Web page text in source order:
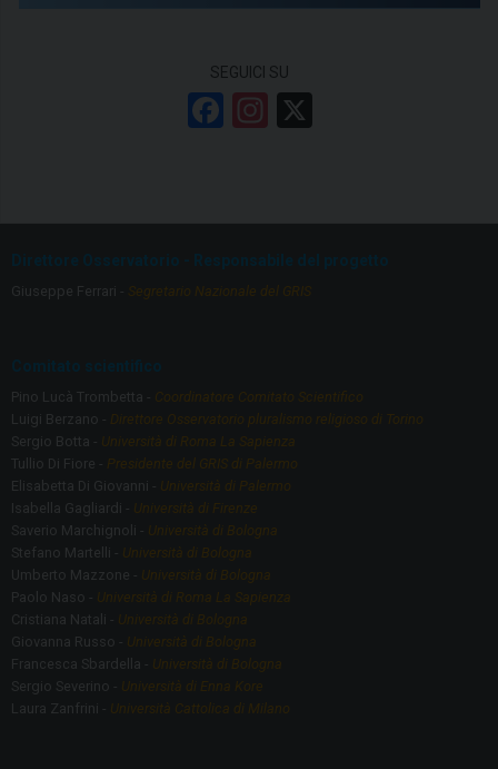
a
b
i
,
e
t
d
e
SEGUICI SU
F
b
o
In
gr
m
Giuseppe Ferrari - Segretario Nazionale del GRIS
Pino Lucà Trombetta - Coordinatore Comitato Scientifico
Luigi Berzano - Direttore Osservatorio pluralismo religioso di Torino
Sergio Botta - Università di Roma La Sapienza
Tullio Di Fiore - Presidente del GRIS di Palermo
Elisabetta Di Giovanni - Università di Palermo
Isabella Gagliardi - Università di Firenze
Saverio Marchignoli - Università di Bologna
Stefano Martelli - Università di Bologna
Umberto Mazzone - Università di Bologna
Paolo Naso - Università di Roma La Sapienza
Cristiana Natali - Università di Bologna
Giovanna Russo - Università di Bologna
Francesca Sbardella - Università di Bologna
Sergio Severino - Università di Enna Kore
Laura Zanfrini - Università Cattolica di Milano